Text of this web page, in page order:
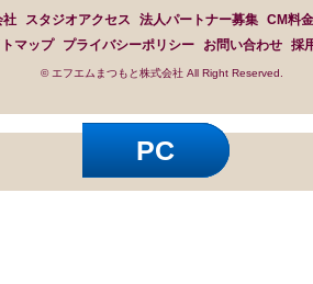
社 スタジオアクセス 法人パートナー募集 CM料
マップ
プライバシーポリシー お問い合わせ 採
© エフエムまつもと株式会社 All Right Reserved.
PC